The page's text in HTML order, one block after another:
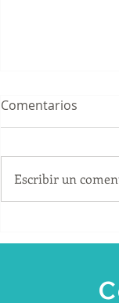
artículos
Comentarios
Escribir un